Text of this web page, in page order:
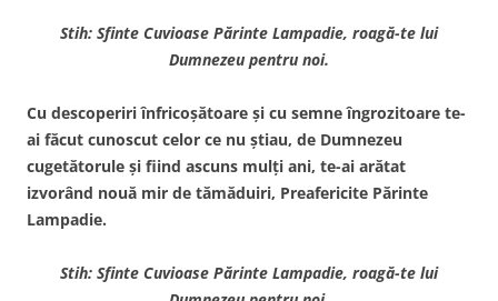
Stih: Sfinte Cuvioase Părinte Lampadie, roagă-te lui
Dumnezeu pentru noi.
Cu descoperiri înfricoşătoare şi cu semne îngrozitoare te-
ai făcut cunoscut celor ce nu ştiau, de Dumnezeu
cugetătorule şi fiind ascuns mulţi ani, te-ai arătat
izvorând nouă mir de tămăduiri, Preafericite Părinte
Lampadie.
Stih: Sfinte Cuvioase Părinte Lampadie, roagă-te lui